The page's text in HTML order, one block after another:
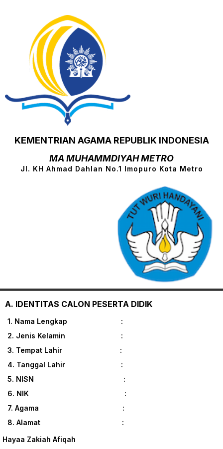
KEMENTRIAN AGAMA REPUBLIK INDONESIA
MA MUHAMMDIYAH METRO
Jl. KH Ahmad Dahlan No.1 Imopuro Kota Metro
A. IDENTITAS CALON PESERTA DIDIK
1. Nama Lengkap :
2. Jenis Kelamin :
3. Tempat Lahir :
4. Tanggal Lahir :
5. NISN :
6. NIK :
7. Agama :
8. Alamat :
Hayaa Zakiah Afiqah